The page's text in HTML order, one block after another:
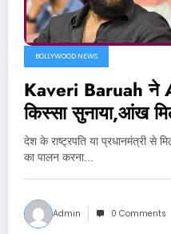
BOLLYWOOD NEWS
Kaveri Baruah ने
किस्सा सुनाया,आंख
उतारना समेत 42
देश के राष्ट्रपति या प्रधानमंत्री से
का पालन करना…
Admin 0 Comments